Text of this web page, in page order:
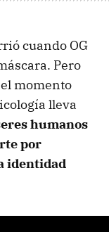
cuando OG
Pero
momento
lleva
humanos
por
identidad